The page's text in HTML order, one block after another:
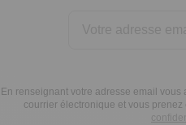
En renseignant votre adresse email
courrier électronique et vous